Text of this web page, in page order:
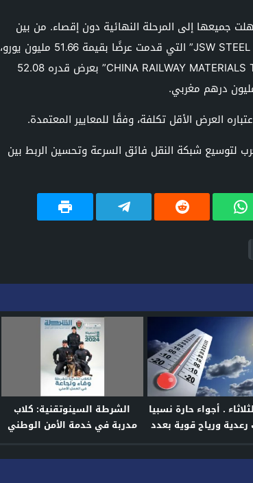
جميعها إلى المرحلة النهائية دون إقصاء. من بين
المتنافسين شركة “JSW STEEL ITALY PIOMBINO SPA” التي قدمت عرضًا بقيمة 51.66 مليون يورو،
وشركة “CHINA RAILWAY MATERIALS TECHNOLOGY SERVICE GROUP” بعرض قدره 52.08
العرض الأقل تكلفة، وفقًا للمعايير المعتمدة.
لتوسيع شبكة النقل فائق السرعة وتحسين الربط بين
. أجواء حارة نسبيا
ورياح قوية بعدد
الشرطة السينوتقنية: كلاب
مدربة في خدمة الأمن الوطني